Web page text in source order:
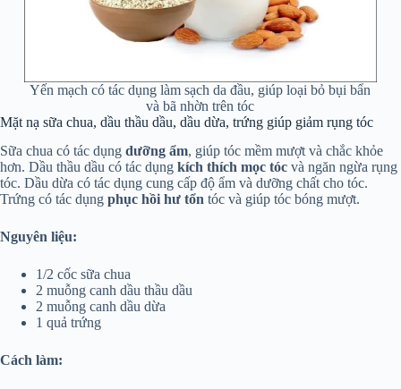
Yến mạch có tác dụng làm sạch da đầu, giúp loại bỏ bụi bẩn
và bã nhờn trên tóc
Mặt nạ sữa chua, dầu thầu dầu, dầu dừa, trứng giúp giảm rụng tóc
Sữa chua có tác dụng dưỡng ẩm, giúp tóc mềm mượt và chắc khỏe
hơn. Dầu thầu dầu có tác dụng kích thích mọc tóc và ngăn ngừa rụng
tóc. Dầu dừa có tác dụng cung cấp độ ẩm và dưỡng chất cho tóc.
Trứng có tác dụng phục hồi hư tổn tóc và giúp tóc bóng mượt.
Nguyên liệu:
1/2 cốc sữa chua
2 muỗng canh dầu thầu dầu
2 muỗng canh dầu dừa
1 quả trứng
Cách làm: